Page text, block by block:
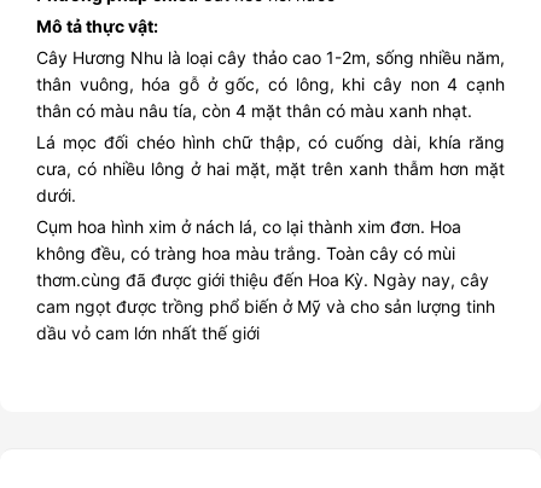
Mô tả thực vật:
Cây Hương Nhu là loại cây thảo cao 1-2m, sống nhiều năm,
thân vuông, hóa gỗ ở gốc, có lông, khi cây non 4 cạnh
thân có màu nâu tía, còn 4 mặt thân có màu xanh nhạt.
Lá mọc đối chéo hình chữ thập, có cuống dài, khía răng
cưa, có nhiều lông ở hai mặt, mặt trên xanh thẫm hơn mặt
dưới.
Cụm hoa hình xim ở nách lá, co lại thành xim đơn. Hoa
không đều, có tràng hoa màu trắng. Toàn cây có mùi
thơm.cùng đã được giới thiệu đến Hoa Kỳ. Ngày nay, cây
cam ngọt được trồng phổ biến ở Mỹ và cho sản lượng tinh
dầu vỏ cam lớn nhất thế giới